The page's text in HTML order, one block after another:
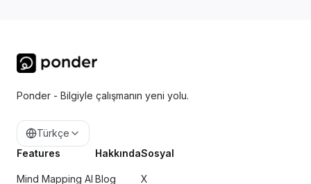
Ponder - Bilgiyle çalışmanın yeni yolu.
Türkçe
Features
Mind Mapping AI
Hakkında
Blog
Sosyal
X